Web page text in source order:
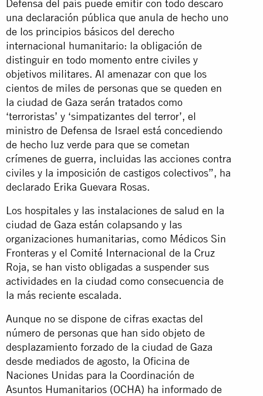
Defensa del país puede emitir con todo descaro
una declaración pública que anula de hecho uno
de los principios básicos del derecho
internacional humanitario: la obligación de
distinguir en todo momento entre civiles y
objetivos militares. Al amenazar con que los
cientos de miles de personas que se queden en
la ciudad de Gaza serán tratados como
‘terroristas’ y ‘simpatizantes del terror’, el
ministro de Defensa de Israel está concediendo
de hecho luz verde para que se cometan
crímenes de guerra, incluidas las acciones contra
civiles y la imposición de castigos colectivos”, ha
declarado Erika Guevara Rosas.
Los hospitales y las instalaciones de salud en la
ciudad de Gaza están colapsando y las
organizaciones humanitarias, como Médicos Sin
Fronteras y el Comité Internacional de la Cruz
Roja, se han visto obligadas a suspender sus
actividades en la ciudad como consecuencia de
la más reciente escalada.
Aunque no se dispone de cifras exactas del
número de personas que han sido objeto de
desplazamiento forzado de la ciudad de Gaza
desde mediados de agosto, la Oficina de
Naciones Unidas para la Coordinación de
Asuntos Humanitarios (OCHA) ha informado de